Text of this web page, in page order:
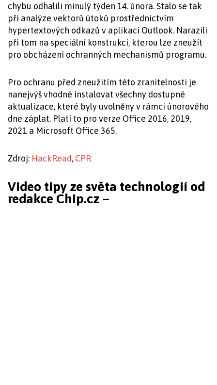
chybu odhalili minulý týden 14. února. Stalo se tak
při analýze vektorů útoků prostřednictvím
hypertextových odkazů v aplikaci Outlook. Narazili
při tom na speciální konstrukci, kterou lze zneužít
pro obcházení ochranných mechanismů programu.
Pro ochranu před zneužitím této zranitelnosti je
nanejvýš vhodné instalovat všechny dostupné
aktualizace, které byly uvolněny v rámci únorového
dne záplat. Platí to pro verze Office 2016, 2019,
2021 a Microsoft Office 365.
Zdroj: HackRead, CPR
Video tipy ze světa technologií od
redakce Chip.cz –